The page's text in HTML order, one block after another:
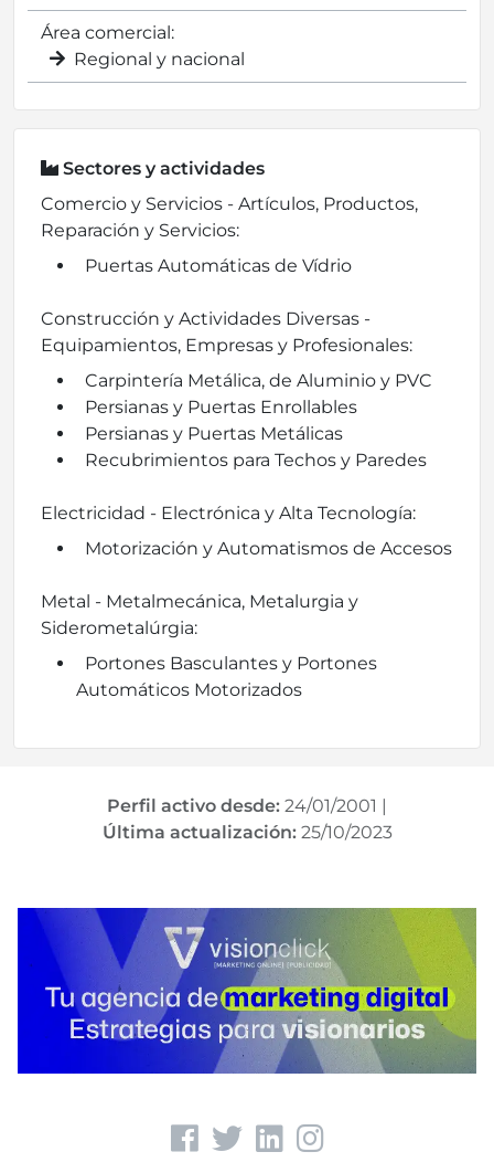
Área comercial:
Regional y nacional
Sectores y actividades
Comercio y Servicios - Artículos, Productos,
Reparación y Servicios:
Puertas Automáticas de Vídrio
Construcción y Actividades Diversas -
Equipamientos, Empresas y Profesionales:
Carpintería Metálica, de Aluminio y PVC
Persianas y Puertas Enrollables
Persianas y Puertas Metálicas
Recubrimientos para Techos y Paredes
Electricidad - Electrónica y Alta Tecnología:
Motorización y Automatismos de Accesos
Metal - Metalmecánica, Metalurgia y
Siderometalúrgia:
Portones Basculantes y Portones
Automáticos Motorizados
Perfil activo desde: 24/01/2001 |
Última actualización:25/10/2023